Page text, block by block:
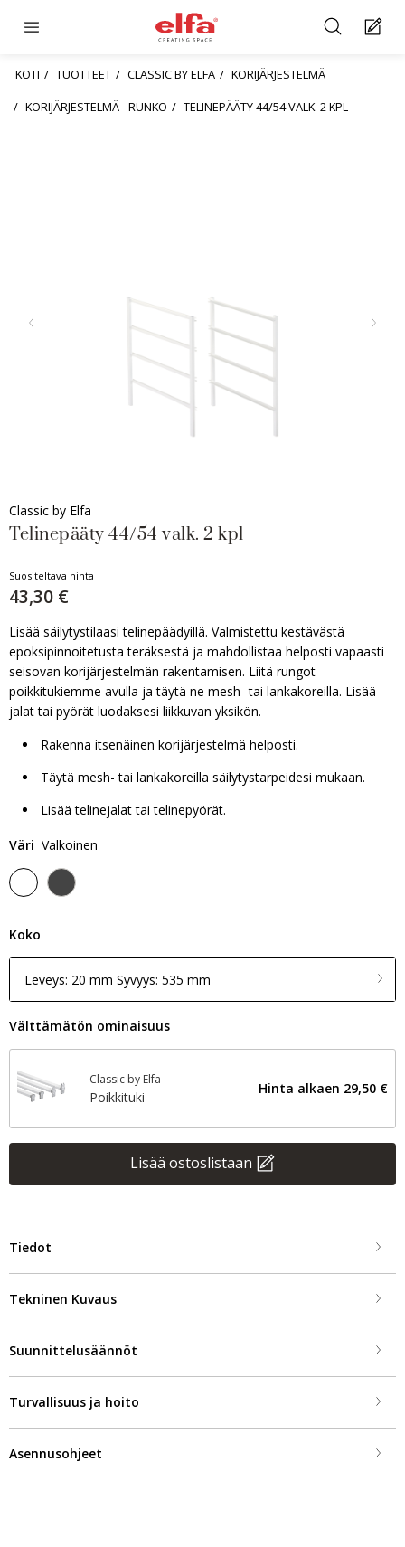
KOTI TUOTTEET CLASSIC BY ELFA
KORIJÄRJESTELMÄ
KORIJÄRJESTELMÄ - RUNKO
TELINEPÄÄTY 44/54 VALK. 2 KPL
Classic by Elfa
Telinepääty 44/54 valk. 2 kpl
Suositeltava hinta
43,30 €
Lisää säilytystilaasi telinepäädyillä. Valmistettu kestävästä
epoksipinnoitetusta teräksestä ja mahdollistaa helposti vapaasti
seisovan korijärjestelmän rakentamisen. Liitä rungot
poikkitukiemme avulla ja täytä ne mesh- tai lankakoreilla. Lisää
jalat tai pyörät luodaksesi liikkuvan yksikön.
Rakenna itsenäinen korijärjestelmä helposti.
Täytä mesh- tai lankakoreilla säilytystarpeidesi mukaan.
Lisää telinejalat tai telinepyörät.
Väri Valkoinen
Koko
Leveys: 20 mm Syvyys: 535 mm
Välttämätön ominaisuus
Classic by Elfa
Poikkituki
Hinta alkaen 29,50 €
Lisää ostoslistaan
Tiedot
Tekninen Kuvaus
Suunnittelusäännöt
Turvallisuus ja hoito
Asennusohjeet